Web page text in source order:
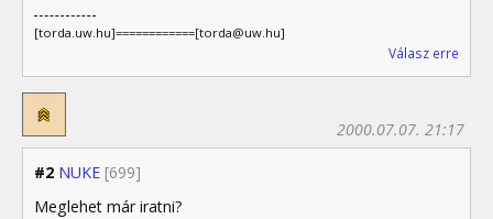
[torda.uw.hu]============[torda@uw.hu]
Válasz erre
#2 NUKE [699]
2000.07.07. 21:17
Meglehet már iratni?